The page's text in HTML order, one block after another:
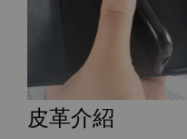
皮革介紹